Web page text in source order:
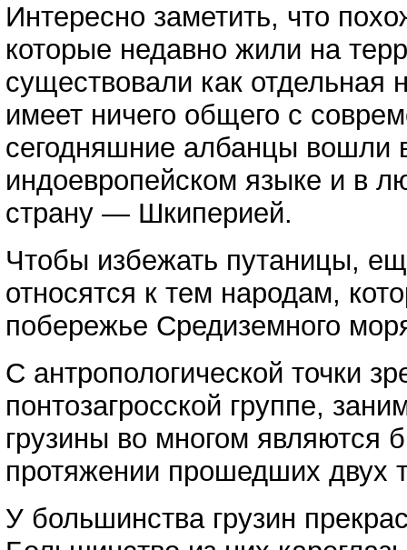
Интересно заметить, что
которые недавно жили на
существовали как отдельная
имеет ничего общего с
сегодняшние албанцы вошли
индоевропейском языке и в
страну — Шкиперией.
Чтобы избежать путаницы,
относятся к тем народам,
побережье Средиземного
С антропологической точки
понтозагросской группе,
грузины во многом являются
протяжении прошедших двух
У большинства грузин